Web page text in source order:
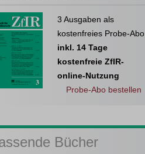
3 Ausgaben als
kostenfreies Probe-Abo
inkl. 14 Tage
kostenfreie ZfIR-
online-Nutzung
Probe-Abo bestellen
Bücher